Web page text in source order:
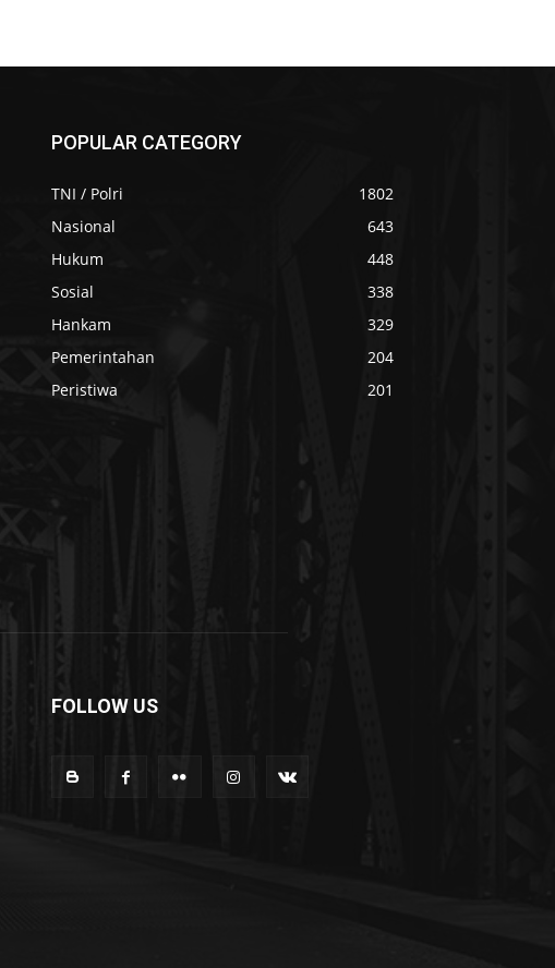
POPULAR CATEGORY
TNI / Polri
1802
Nasional
643
Hukum
448
Sosial
338
Hankam
329
Pemerintahan
204
Peristiwa
201
FOLLOW US